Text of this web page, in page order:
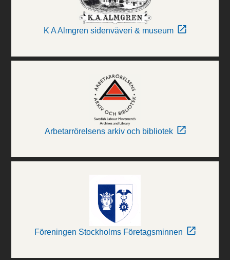
K A Almgren sidenväveri & museum
Arbetarrörelsens arkiv och bibliotek
Föreningen Stockholms Företagsminnen